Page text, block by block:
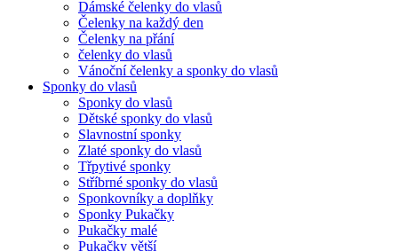
Dámské čelenky do vlasů
Čelenky na každý den
Čelenky na přání
čelenky do vlasů
Vánoční čelenky a sponky do vlasů
Sponky do vlasů
Sponky do vlasů
Dětské sponky do vlasů
Slavnostní sponky
Zlaté sponky do vlasů
Třpytivé sponky
Stříbrné sponky do vlasů
Sponkovníky a doplňky
Sponky Pukačky
Pukačky malé
Pukačky větší